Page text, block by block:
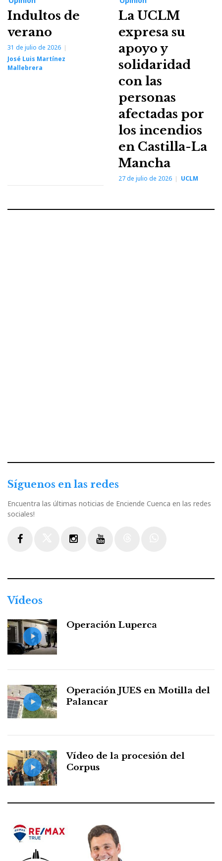
Indultos de
verano
31 de julio de 2026
José Luis Martínez
Mallebrera
La UCLM
expresa su
apoyo y
solidaridad
con las
personas
afectadas por
los incendios
en Castilla-La
Mancha
27 de julio de 2026 UCLM
Síguenos en las redes
Encuentra las últimas noticias de Enciende Cuenca en las redes
sociales!
Vídeos
Operación Luperca
Operación JUES en Motilla del
Palancar
Vídeo de la procesión del
Corpus